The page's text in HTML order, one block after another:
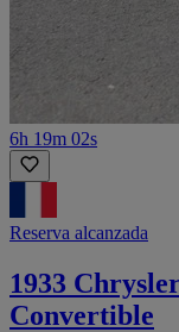
6h 19m 02s
Reserva alcanzada
1933
Convertible